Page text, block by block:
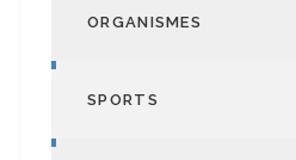
ORGANISMES
SPORTS